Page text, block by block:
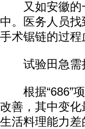
又如安徽的一
中。医务人员
手术锯链的过程
试验田急需
根据“686”项
改善，其中变
生活料理能力